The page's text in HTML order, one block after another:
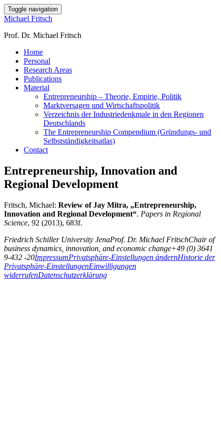
Toggle navigation
Michael Fritsch
Prof. Dr. Michael Fritsch
Home
Personal
Research Areas
Publications
Material
Entrepreneurship – Theorie, Empirie, Politik
Marktversagen und Wirtschaftspolitik
Verzeichnis der Industriedenkmale in den Regionen
Deutschlands
The Entrepreneurship Compendium (Gründungs- und
Selbstständigkeitsatlas)
Contact
Entrepreneurship, Innovation and
Regional Development
Fritsch, Michael: Review of Jay Mitra, „Entrepreneurship,
Innovation and Regional Development“. Papers in Regional
Science, 92 (2013), 683f.
Friedrich Schiller University JenaProf. Dr. Michael FritschChair of
business dynamics, innovation, and economic change+49 (0) 3641
9-432 -20ImpressumPrivatsphäre-Einstellungen ändernHistorie der
Privatsphäre-EinstellungenEinwilligungen
widerrufenDatenschutzerklärung